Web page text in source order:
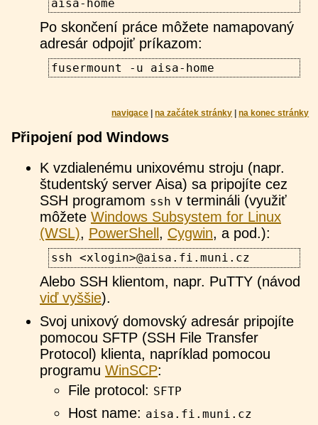
aisa-home
Po skončení práce môžete namapovaný
adresár odpojiť príkazom:
fusermount -u aisa-home
navigace |na začátek stránky |na konec stránky
Připojení pod Windows
K vzdialenému unixovému stroju (napr.
študentský server Aisa) sa pripojíte cez
SSH programom ssh v termináli (využiť
môžete Windows Subsystem for Linux
(WSL), PowerShell , Cygwin, a pod.):
ssh <xlogin>@aisa.fi.muni.cz
Alebo SSH klientom, napr. PuTTY (návod
viď vyššie).
Svoj unixový domovský adresár pripojíte
pomocou SFTP (SSH File Transfer
Protocol) klienta, napríklad pomocou
programu WinSCP:
File protocol: SFTP
Host name: aisa.fi.muni.cz